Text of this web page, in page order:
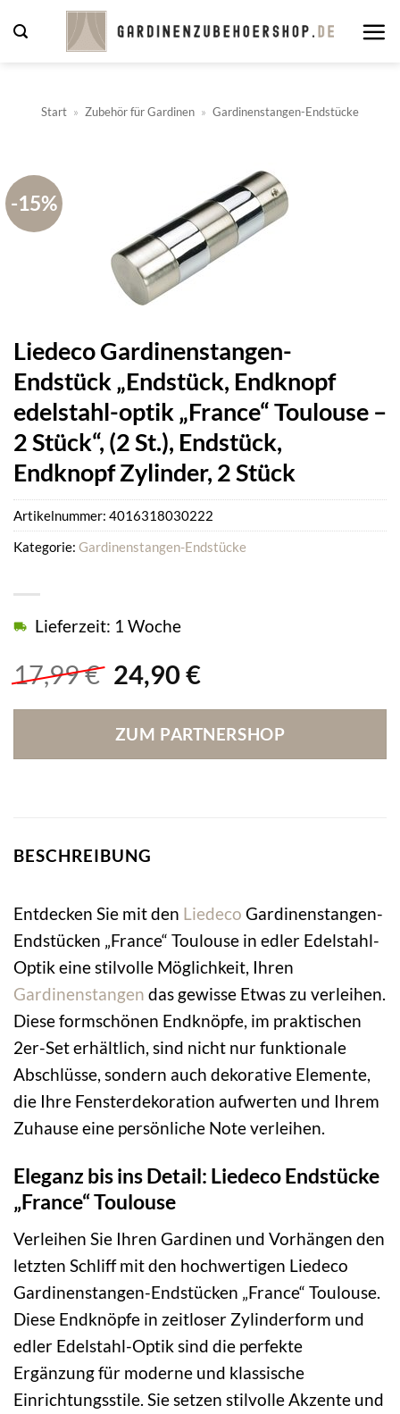
Inhalt
Start » Zubehör für Gardinen » Gardinenstangen-Endstücke
-15%
Liedeco Gardinenstangen-
Endstück „Endstück, Endknopf
edelstahl-optik „France“ Toulouse –
2 Stück“, (2 St.), Endstück,
Endknopf Zylinder, 2 Stück
17,99€ Ursprünglicher
war:
17,99 €
24,90 €Aktueller
ist:
24,90 €.
Lieferzeit: 1 Woche
ZUM PARTNERSHOP
Artikelnummer: 4016318030222
Kategorie: Gardinenstangen-Endstücke
BESCHREIBUNG
Entdecken Sie mit den Liedeco Gardinenstangen-
Endstücken „France“ Toulouse in edler Edelstahl-
Optik eine stilvolle Möglichkeit, Ihren
Gardinenstangen das gewisse Etwas zu verleihen.
Diese formschönen Endknöpfe, im praktischen
2er-Set erhältlich, sind nicht nur funktionale
Abschlüsse, sondern auch dekorative Elemente,
die Ihre Fensterdekoration aufwerten und Ihrem
Zuhause eine persönliche Note verleihen.
Eleganz bis ins Detail: Liedeco Endstücke
„France“ Toulouse
Verleihen Sie Ihren Gardinen und Vorhängen den
letzten Schliff mit den hochwertigen Liedeco
Gardinenstangen-Endstücken „France“ Toulouse.
Diese Endknöpfe in zeitloser Zylinderform und
edler Edelstahl-Optik sind die perfekte
Ergänzung für moderne und klassische
Einrichtungsstile. Sie setzen stilvolle Akzente und